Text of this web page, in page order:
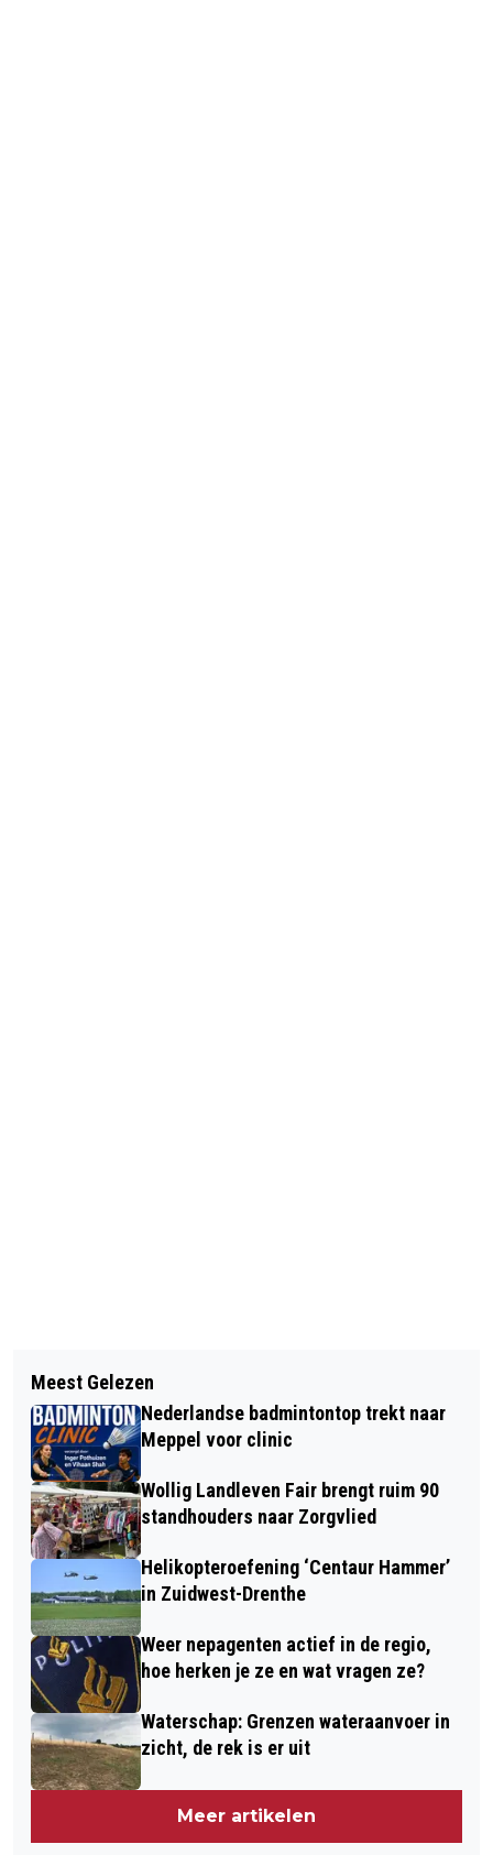
KINDERACTIVITEIT: OP ZOEK NAAR
DE DIERTJES IN DE REEST
DIEVER MAAKT ZICH OP VOOR 31E
DRENTS-FRIESE WOLD
WANDELVIERDAAGSE
Meest Gelezen
Nederlandse badmintontop trekt naar
Meppel voor clinic
Wollig Landleven Fair brengt ruim 90
standhouders naar Zorgvlied
Helikopteroefening ‘Centaur Hammer’
in Zuidwest-Drenthe
Weer nepagenten actief in de regio,
hoe herken je ze en wat vragen ze?
Waterschap: Grenzen wateraanvoer in
zicht, de rek is er uit
Meer artikelen